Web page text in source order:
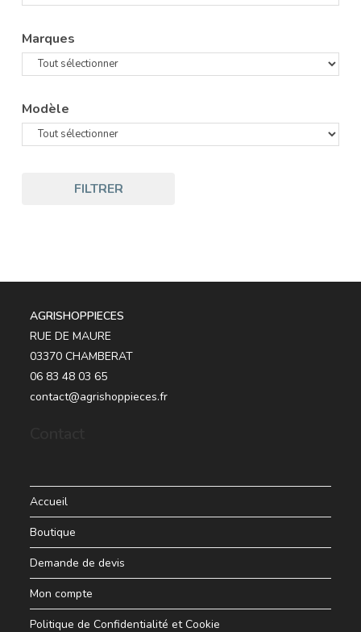
Marques
Modèle
FILTRER
AGRISHOPPIECES
RUE DE MAURE
03370 CHAMBERAT
06 83 48 03 65
contact@agrishoppieces.fr
Accueil
Boutique
Demande de devis
Mon compte
Politique de Confidentialité et Cookie